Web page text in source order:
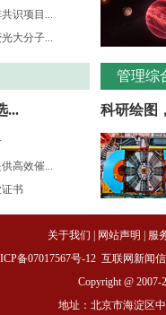
识项目...
大分子...
...
高效催...
书
管理综
科研绘图
关于我们 网站声明
服
备07017567号-12 互联网新闻
Copyright @ 2007-
地址：北京市海淀区